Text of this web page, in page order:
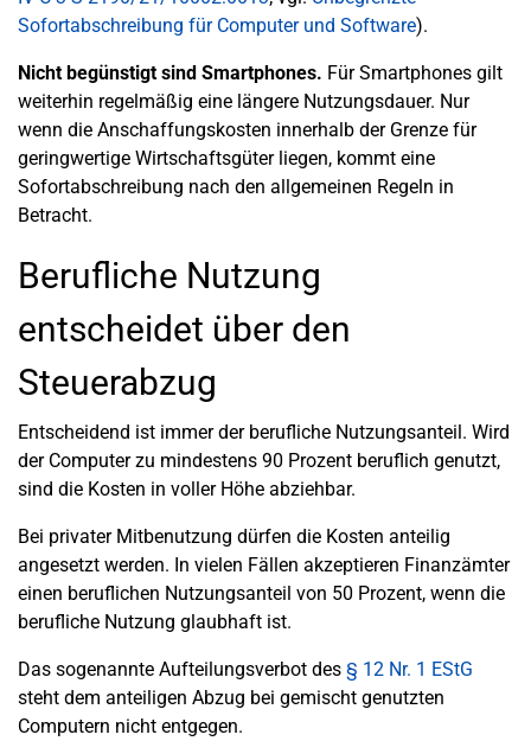
Sofortabschreibung für Computer und Software).
Nicht begünstigt sind Smartphones. Für Smartphones gilt
weiterhin regelmäßig eine längere Nutzungsdauer. Nur
wenn die Anschaffungskosten innerhalb der Grenze für
geringwertige Wirtschaftsgüter liegen, kommt eine
Sofortabschreibung nach den allgemeinen Regeln in
Betracht.
Berufliche Nutzung
entscheidet über den
Steuerabzug
Entscheidend ist immer der berufliche Nutzungsanteil. Wird
der Computer zu mindestens 90 Prozent beruflich genutzt,
sind die Kosten in voller Höhe abziehbar.
Bei privater Mitbenutzung dürfen die Kosten anteilig
angesetzt werden. In vielen Fällen akzeptieren Finanzämter
einen beruflichen Nutzungsanteil von 50 Prozent, wenn die
berufliche Nutzung glaubhaft ist.
Das sogenannte Aufteilungsverbot des § 12 Nr. 1 EStG
steht dem anteiligen Abzug bei gemischt genutzten
Computern nicht entgegen.